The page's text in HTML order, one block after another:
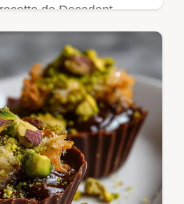
de Decadent
Chocolate Tart. Un
avec une ganache
un caramel salé maison.